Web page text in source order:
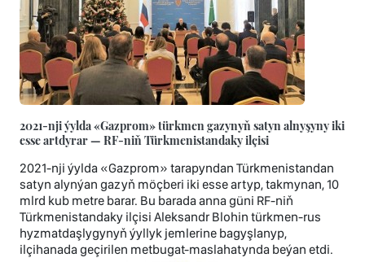
2021-nji ýylda «Gazprom» türkmen gazynyň satyn alnyşyny iki
esse artdyrar — RF-niň Türkmenistandaky ilçisi
2021-nji ýylda «Gazprom» tarapyndan Türkmenistandan
satyn alynýan gazyň möçberi iki esse artyp, takmynan, 10
mlrd kub metre barar. Bu barada anna güni RF-niň
Türkmenistandaky ilçisi Aleksandr Blohin türkmen-rus
hyzmatdaşlygynyň ýyllyk jemlerine bagyşlanyp,
ilçihanada geçirilen metbugat-maslahatynda beýan etdi.